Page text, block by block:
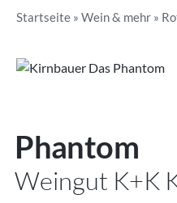
WEIN & MEHR
KAFFEE
GESCHENKE
Startseite» Wein & mehr»
Phantom
Weingut K+K